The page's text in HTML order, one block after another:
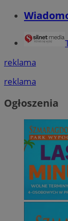
reklama
reklama
Ogłoszenia